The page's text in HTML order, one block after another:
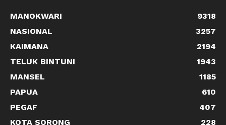
MANOKWARI
9318
NASIONAL
3257
KAIMANA
2194
TELUK BINTUNI
1943
MANSEL
1185
PAPUA
610
PEGAF
407
KOTA SORONG
228